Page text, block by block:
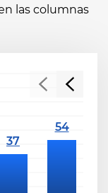
las columnas